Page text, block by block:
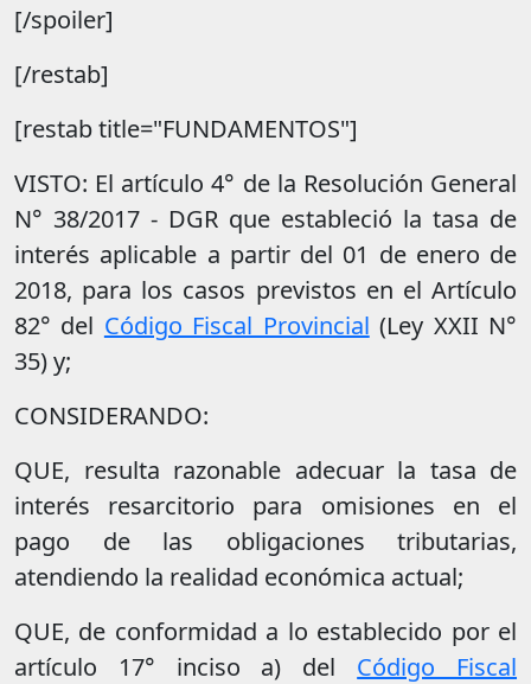
[/spoiler]
[/restab]
[restab title="FUNDAMENTOS"]
VISTO: El artículo 4° de la Resolución General
N° 38/2017 - DGR que estableció la tasa de
interés aplicable a partir del 01 de enero de
2018, para los casos previstos en el Artículo
82° del Código Fiscal Provincial (Ley XXII N°
35) y;
CONSIDERANDO:
QUE, resulta razonable adecuar la tasa de
interés resarcitorio para omisiones en el
pago de las obligaciones tributarias,
atendiendo la realidad económica actual;
QUE, de conformidad a lo establecido por el
artículo 17° inciso a) del Código Fiscal